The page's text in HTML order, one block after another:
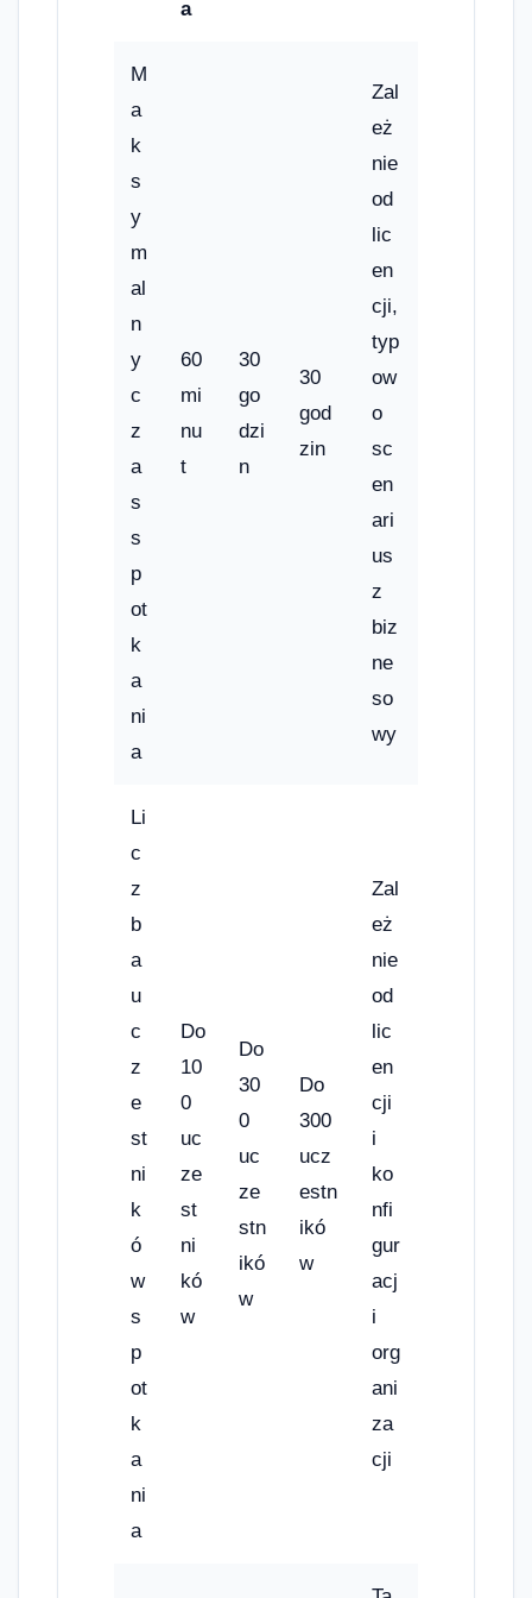
a
M
a
k
s
y
m
al
n
y
c
z
a
s
s
p
ot
k
a
ni
a
60
mi
nu
t
30
go
dzi
n
30
god
zin
Zal
eż
nie
od
lic
en
cji,
typ
ow
o
sc
en
ari
us
z
biz
ne
so
wy
Li
c
z
b
a
u
c
z
e
st
ni
k
ó
w
s
p
ot
k
a
ni
a
Do
10
0
uc
ze
st
ni
kó
w
Do
30
0
uc
ze
stn
ikó
w
Do
300
ucz
estn
ikó
w
Zal
eż
nie
od
lic
en
cji
i
ko
nfi
gur
acj
i
org
ani
za
cji